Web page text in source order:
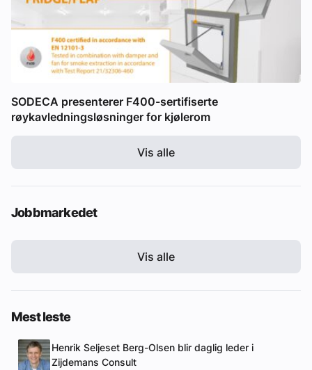
SODECA presenterer F400-sertifiserte
røykavledningsløsninger for kjølerom
Vis alle
Jobbmarkedet
Vis alle
Mest leste
Henrik Seljeset Berg-Olsen blir daglig leder i
Zijdemans Consult